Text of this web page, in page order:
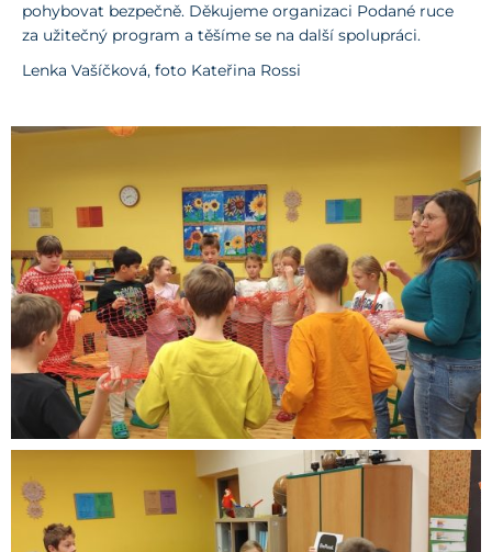
pohybovat bezpečně. Děkujeme organizaci Podané ruce
za užitečný program a těšíme se na další spolupráci.
Lenka Vašíčková, foto Kateřina Rossi